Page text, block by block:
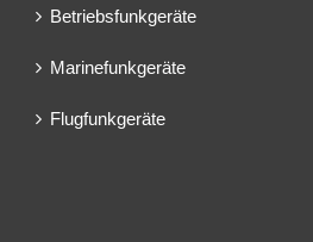
Betriebsfunkgeräte
Marinefunkgeräte
Flugfunkgeräte